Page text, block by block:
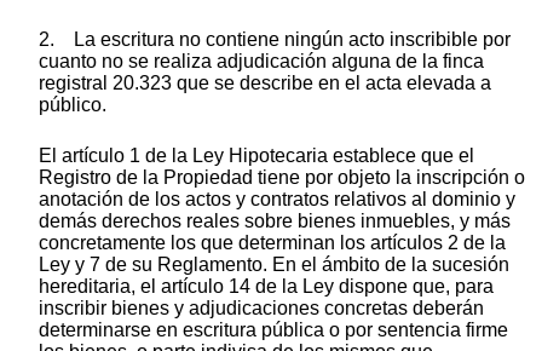
2. La escritura no contiene ningún acto inscribible por
cuanto no se realiza adjudicación alguna de la finca
registral 20.323 que se describe en el acta elevada a
público.
El artículo 1 de la Ley Hipotecaria establece que el
Registro de la Propiedad tiene por objeto la inscripción o
anotación de los actos y contratos relativos al dominio y
demás derechos reales sobre bienes inmuebles, y más
concretamente los que determinan los artículos 2 de la
Ley y 7 de su Reglamento. En el ámbito de la sucesión
hereditaria, el artículo 14 de la Ley dispone que, para
inscribir bienes y adjudicaciones concretas deberán
determinarse en escritura pública o por sentencia firme